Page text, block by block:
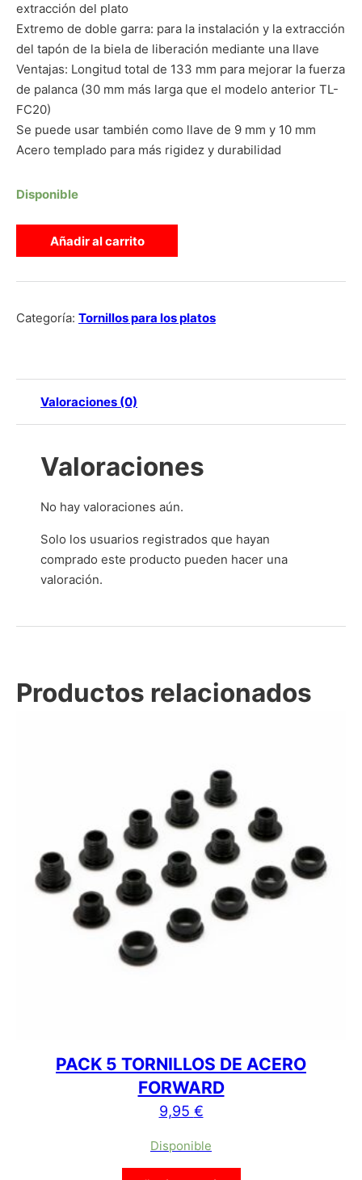
extracción del plato
Extremo de doble garra: para la instalación y la extracción
del tapón de la biela de liberación mediante una llave
Ventajas: Longitud total de 133 mm para mejorar la fuerza
de palanca (30 mm más larga que el modelo anterior TL-
FC20)
Se puede usar también como llave de 9 mm y 10 mm
Acero templado para más rigidez y durabilidad
Disponible
LLAVE TORNILLO PLATO SHIMANO cantidad
Añadir al carrito
Categoría: Tornillos para los platos
Valoraciones (0)
Valoraciones
No hay valoraciones aún.
Solo los usuarios registrados que hayan
comprado este producto pueden hacer una
valoración.
Productos relacionados
PACK 5 TORNILLOS DE ACERO
FORWARD
9,95 €
Disponible